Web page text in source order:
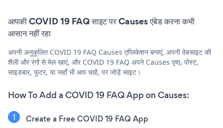
आपकी COVID 19 FAQ साइट पर Causes एंबेड करना कभी
आसान नहीं रहा
अपनी अनुकूलित COVID 19 FAQ Causes एप्लिकेशन बनाएं, अपनी वेबसाइट की
शैली और रंगों से मेल खाएं, और COVID 19 FAQ अपने Causes पृष्ठ, पोस्ट,
साइडबार, फुटर, या जहाँ भी आप चाहें, पर जोड़ें साइट।
How To Add a COVID 19 FAQ App on Causes:
Create a Free COVID 19 FAQ App